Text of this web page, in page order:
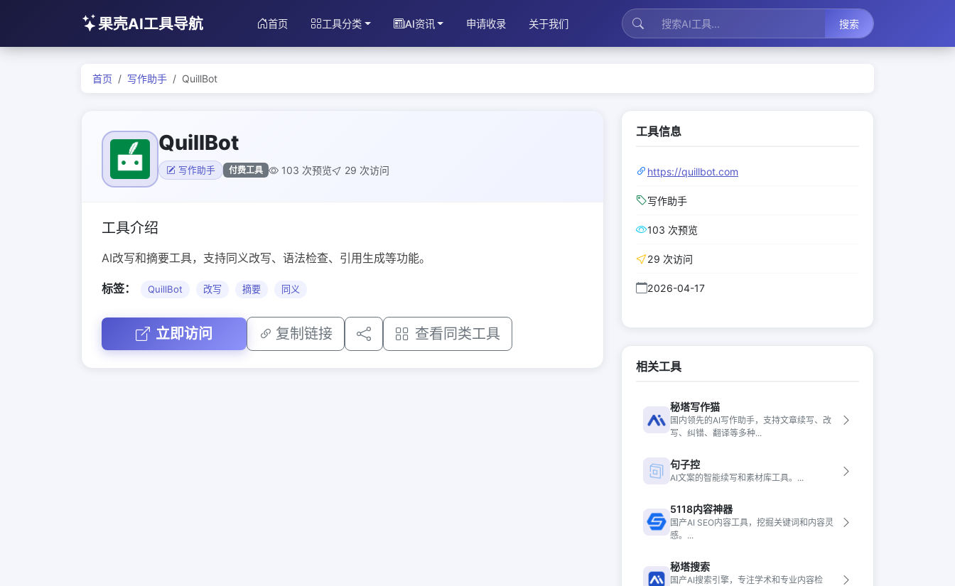
果壳AI工具导航 首页 工具分类 AI资讯 申请收录 关于我们 搜索
首页 写作助手 QuillBot
QuillBot
写作助手 付费工具 103 次预览 29 次访问
工具介绍
AI改写和摘要工具，支持同义改写、语法检查、引用生成等功能。
标签： QuillBot 改写 摘要 同义
立即访问 复制链接 查看同类工具
工具信息
https://quillbot.com
写作助手
103 次预览
29 次访问
2026-04-17
相关工具
秘塔写作猫
国内领先的AI写作助手，支持文章续写、改
写、纠错、翻译等多种...
句子控
AI文案的智能续写和素材库工具。...
5118内容神器
国产AI SEO内容工具，挖掘关键词和内容灵
感。...
秘塔搜索
国产AI搜索引擎，专注学术和专业内容检